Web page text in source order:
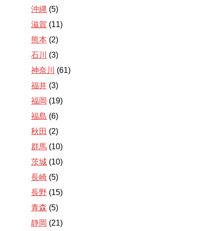
沖縄 (5)
滋賀 (11)
熊本 (2)
石川
(3)
神奈川
(61)
福井 (3)
福岡 (19)
福島 (6)
秋田 (2)
群馬 (10)
茨城 (10)
長崎 (5)
長野 (15)
青森 (5)
静岡 (21)